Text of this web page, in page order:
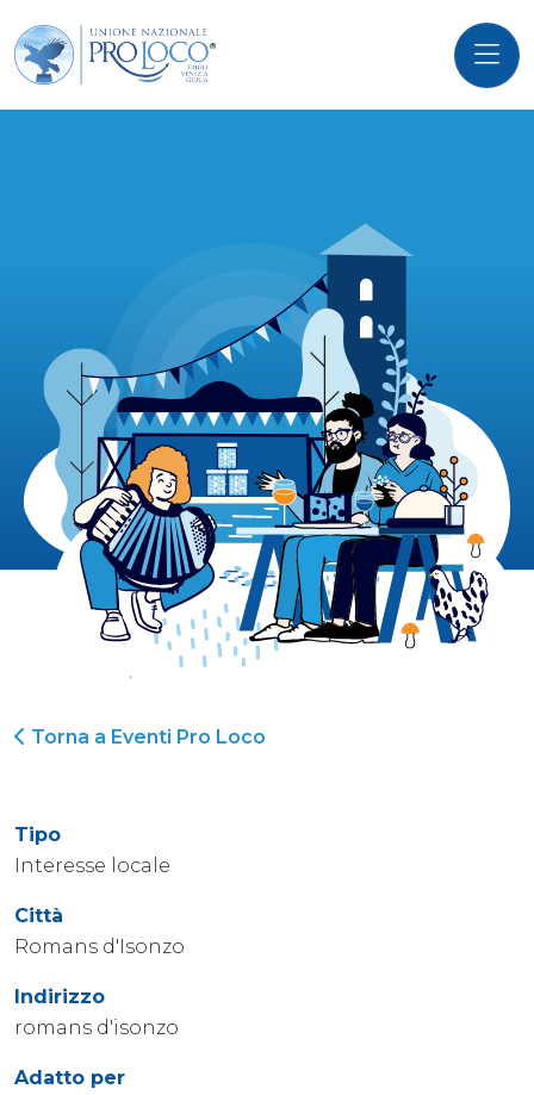
Torna a Eventi Pro Loco
Tipo
Interesse locale
Città
Romans d'Isonzo
Indirizzo
romans d'isonzo
Adatto per